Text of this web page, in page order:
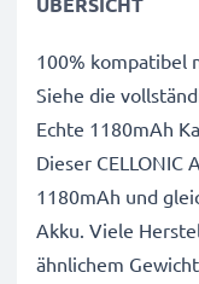
100% kompatibel
Siehe die
Echte 1180mAh
Dieser CELLONIC
1180mAh und
Akku. Viele
ähnlichem